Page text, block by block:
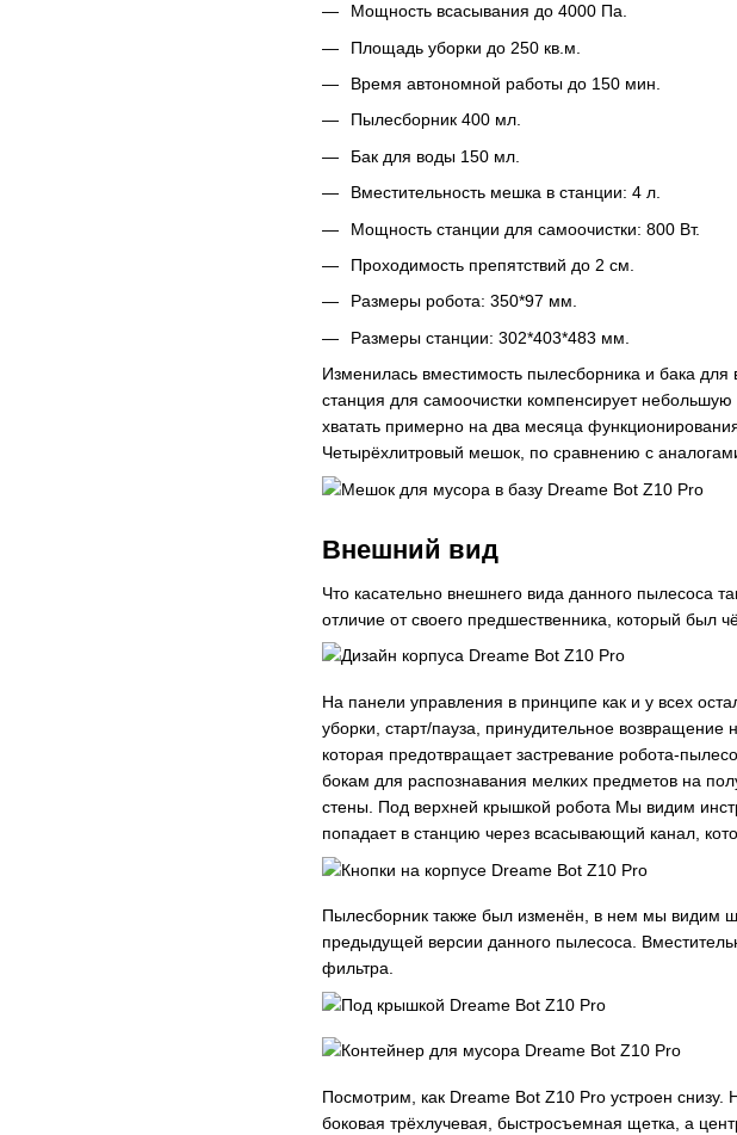
Мощность всасывания до 4000 Па.
Площадь уборки до 250 кв.м.
Время автономной работы до 150 мин.
Пылесборник 400 мл.
Бак для воды 150 мл.
Вместительность мешка в станции: 4 л.
Мощность станции для самоочистки: 800 Вт.
Проходимость препятствий до 2 см.
Размеры робота: 350*97 мм.
Размеры станции: 302*403*483 мм.
Изменилась вместимость пылесборника и бака
станция для самоочистки компенсирует
хватать примерно на два месяца
Четырёхлитровый мешок, по сравнению с
Внешний вид
Что касательно внешнего вида данного пылесоса
отличие от своего предшественника, который был
На панели управления в принципе как и у всех
уборки, старт/пауза, принудительное
которая предотвращает застревание робота-
бокам для распознавания мелких предметов на
стены. Под верхней крышкой робота Мы видим
попадает в станцию через всасывающий канал,
Пылесборник также был изменён, в нем мы видим
предыдущей версии данного пылесоса.
фильтра.
Посмотрим, как Dreame Bot Z10 Pro устроен
боковая трёхлучевая, быстросъемная щетка, а